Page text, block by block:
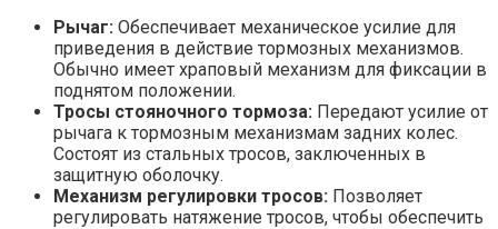
Рычаг: Обеспечивает механическое усилие для
приведения в действие тормозных механизмов.
Обычно имеет храповый механизм для фиксации в
поднятом положении.
Тросы стояночного тормоза: Передают усилие от
рычага к тормозным механизмам задних колес.
Состоят из стальных тросов, заключенных в
защитную оболочку.
Механизм регулировки тросов: Позволяет
регулировать натяжение тросов, чтобы обеспечить